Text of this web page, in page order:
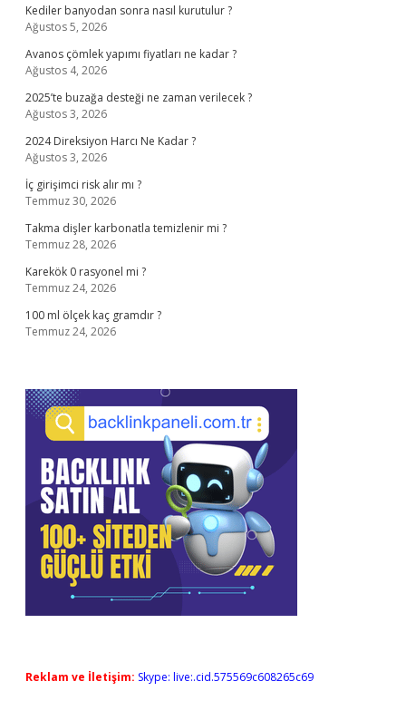
Kediler banyodan sonra nasıl kurutulur ?
Ağustos 5, 2026
Avanos çömlek yapımı fiyatları ne kadar ?
Ağustos 4, 2026
2025’te buzağa desteği ne zaman verilecek ?
Ağustos 3, 2026
2024 Direksiyon Harcı Ne Kadar ?
Ağustos 3, 2026
İç girişimci risk alır mı ?
Temmuz 30, 2026
Takma dişler karbonatla temizlenir mi ?
Temmuz 28, 2026
Karekök 0 rasyonel mi ?
Temmuz 24, 2026
100 ml ölçek kaç gramdır ?
Temmuz 24, 2026
Reklam ve İletişim: Skype: live:.cid.575569c608265c69